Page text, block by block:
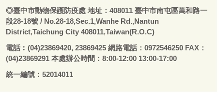
◎臺中市動物保護防疫處地址：408011 臺中市南屯區萬和路一
段28-18號 / No.28-18,Sec.1,Wanhe Rd.,Nantun
District,Taichung City 408011,Taiwan(R.O.C)
電話︰ (04)23869420, 23869425 網路電話：0972546250 FAX：
(04)23869291 本處辦公時間：8:00-12:00 13:00-17:00
統一編號：52014011